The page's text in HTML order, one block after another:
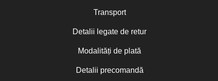
Transport
Detalii legate de retur
Modalități de plată
Detalii precomandă